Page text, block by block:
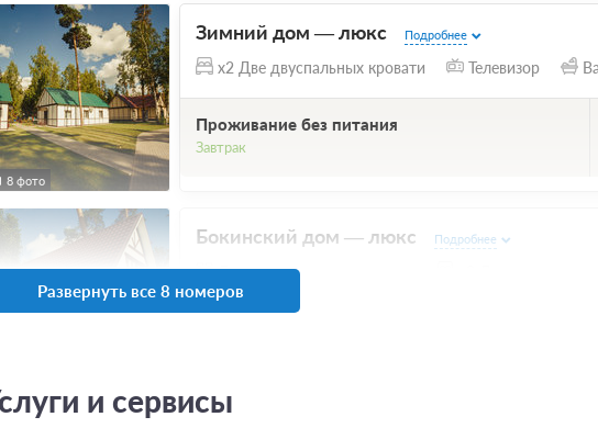
8 фото
Зимний дом — люкс Подробнее
x2 Две двуспальных кровати Телевизор
Проживание без питания
Завтрак
Бокинский дом — люкс Подробнее
Две односпальных кровати
Ванная комната в номере
Развернуть все 8 номеров
и сервисы